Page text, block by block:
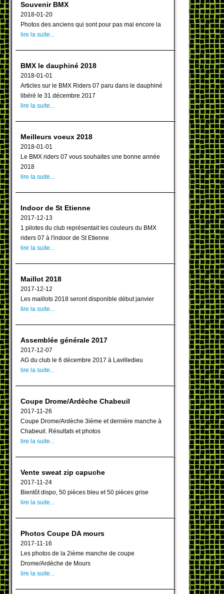
Souvenir BMX
2018-01-20
Photos des anciens qui sont pour pas mal encore la
lire la suite...
BMX le dauphiné 2018
2018-01-01
Articles sur le BMX Riders 07 paru dans le dauphiné
libéré le 31 décembre 2017
lire la suite...
Meilleurs voeux 2018
2018-01-01
Le BMX riders 07 vous souhaites une bonne année
2018
lire la suite...
Indoor de St Etienne
2017-12-13
1 pilotes du club représentait les couleurs du BMX
riders 07 à l'indoor de St Etienne
lire la suite...
Maillot 2018
2017-12-12
Les maillots 2018 seront disponible début janvier
lire la suite...
Assemblée générale 2017
2017-12-07
AG du club le 6 décembre 2017 à Lavilledieu
lire la suite...
Coupe Drome/Ardèche Chabeuil
2017-11-26
Coupe Drome/Ardèche 3ième et dernière manche à
Chabeuil. Résultats et photos
lire la suite...
Vente sweat zip capuche
2017-11-24
Bientôt dispo, 50 pièces bleu et 50 pièces grise
lire la suite...
Photos Coupe DA mours
2017-11-16
Les photos de la 2ième manche de coupe
Drome/Ardèche de Mours
lire la suite...